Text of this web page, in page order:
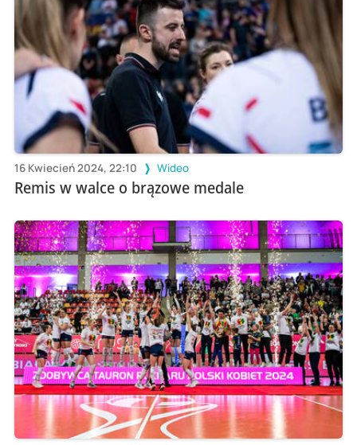
16 Kwiecień 2024, 22:10 Wideo
Remis w walce o brązowe medale